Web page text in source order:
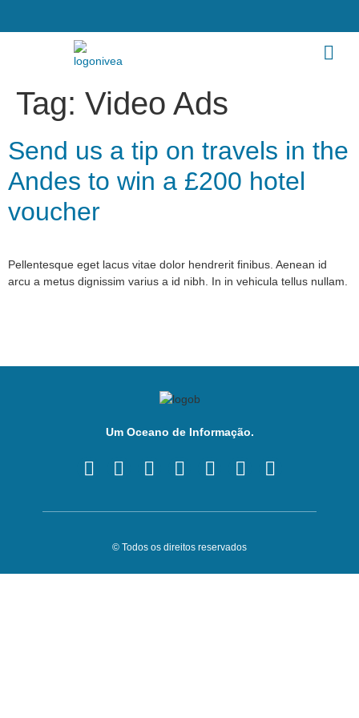
Tag: Video Ads
Send us a tip on travels in the
Andes to win a £200 hotel
voucher
Pellentesque eget lacus vitae dolor hendrerit finibus. Aenean id
arcu a metus dignissim varius a id nibh. In in vehicula tellus nullam.
Um Oceano de Informação.
© Todos os direitos reservados